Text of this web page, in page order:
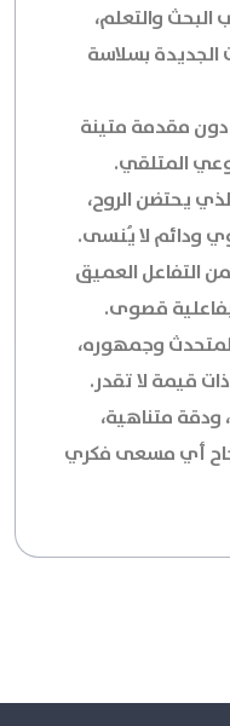
البحث والتعلم،
الجديدة بسلاسة
دون مقدمة متينة
المتلقي.
يحتضن الروح،
ودائم لا يُنسى.
التفاعل العميق
قصوى.
المتحدث وجمهوره،
قيمة لا تقدر.
ودقة متناهية،
أي مسعى فكري